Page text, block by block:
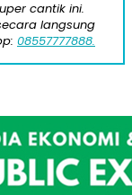
cantik ini.
langsung
08557777888.